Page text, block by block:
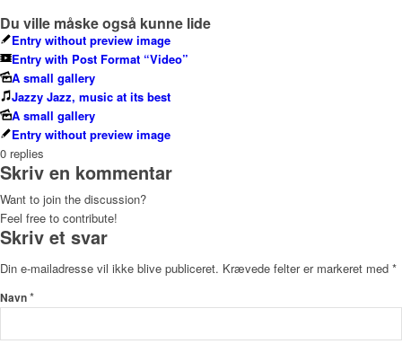
Du ville måske også kunne lide
Entry without preview image
Entry with Post Format “Video”
A small gallery
Jazzy Jazz, music at its best
A small gallery
Entry without preview image
0 replies
Skriv en kommentar
Want to join the discussion?
Feel free to contribute!
Skriv et svar
Din e-mailadresse vil ikke blive publiceret. Krævede felter er markeret med *
Navn*